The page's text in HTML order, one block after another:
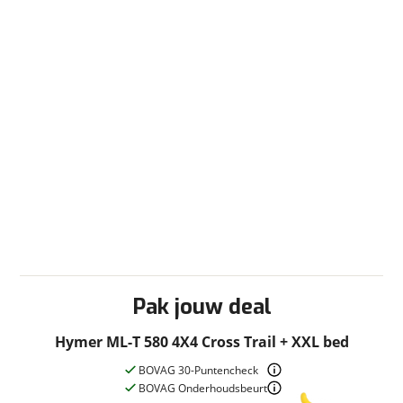
Start en stop
Startonderbreker
Stoel(en) draaibaar Aantal stoelen 2
Stoelverwarming
Stuurbekrachtiging
Verhoogde voorveren
Pak jouw deal
Hymer ML-T 580 4X4 Cross Trail + XXL bed
BOVAG 30-Puntencheck
BOVAG Onderhoudsbeurt